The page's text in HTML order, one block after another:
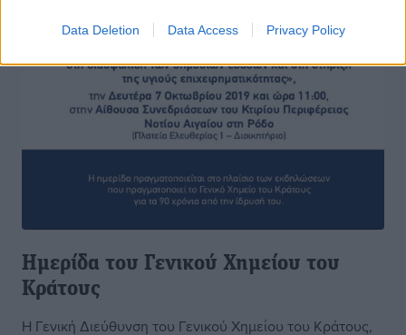
Data Deletion Data Access Privacy Policy
Ημερίδα του Γενικού Χημείου του
Κράτους
Η Γενική Διεύθυνση του Γενικού Χημείου του Κράτους,